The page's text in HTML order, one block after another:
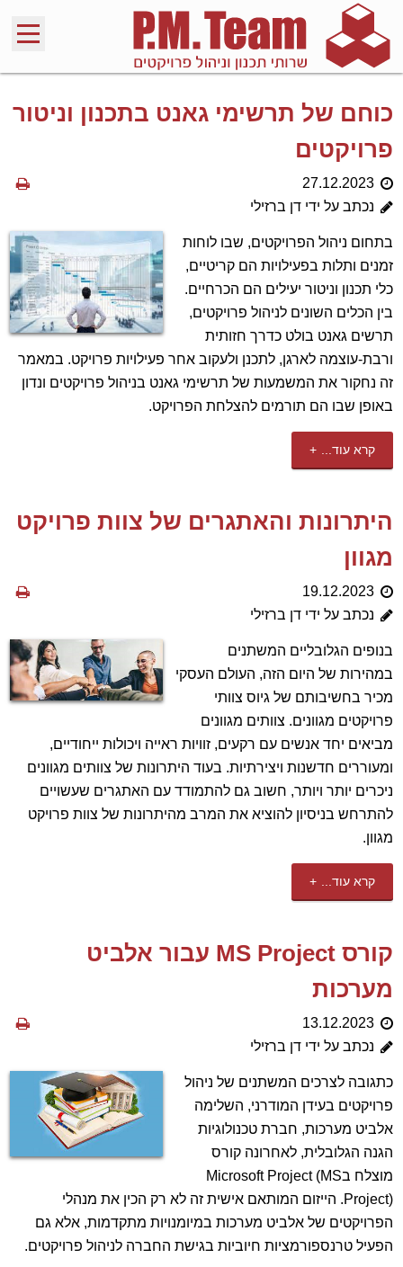
כוחם של תרשימי גאנט בתכנון וניטור
פרויקטים
27.12.2023
נכתב על ידי דן ברזילי
בתחום ניהול הפרויקטים, שבו לוחות
זמנים ותלות בפעילויות הם קריטיים,
כלי תכנון וניטור יעילים הם הכרחיים.
בין הכלים השונים לניהול פרויקטים,
תרשים גאנט בולט כדרך חזותית
ורבת-עוצמה לארגן, לתכנן ולעקוב אחר פעילויות פרויקט. במאמר
זה נחקור את המשמעות של תרשימי גאנט בניהול פרויקטים ונדון
באופן שבו הם תורמים להצלחת הפרויקט.
קרא עוד...
היתרונות והאתגרים של צוות פרויקט
מגוון
19.12.2023
נכתב על ידי דן ברזילי
בנופים הגלובליים המשתנים
במהירות של היום הזה, העולם העסקי
מכיר בחשיבותם של גיוס צוותי
פרויקטים מגוונים. צוותים מגוונים
מביאים יחד אנשים עם רקעים, זוויות ראייה ויכולות ייחודיים,
ומעוררים חדשנות ויצירתיות. בעוד היתרונות של צוותים מגוונים
ניכרים יותר ויותר, חשוב גם להתמודד עם האתגרים שעשויים
להתרחש בניסיון להוציא את המרב מהיתרונות של צוות פרויקט
מגוון.
קרא עוד...
קורס MS Project עבור אלביט
מערכות
13.12.2023
נכתב על ידי דן ברזילי
כתגובה לצרכים המשתנים של ניהול
פרויקטים בעידן המודרני, השלימה
אלביט מערכות, חברת טכנולוגיות
הגנה הגלובלית, לאחרונה קורס
מוצלח בMicrosoft Project (MS
Project). הייזום המותאם אישית זה לא רק הכין את מנהלי
הפרויקטים של אלביט מערכות במיומנויות מתקדמות, אלא גם
הפעיל טרנספורמציות חיוביות בגישת החברה לניהול פרויקטים.